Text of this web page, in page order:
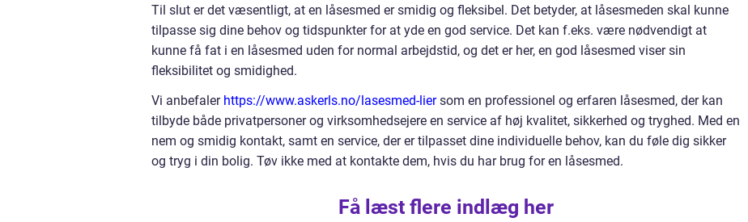
Til slut er det væsentligt, at en låsesmed er smidig og fleksibel. Det betyder, at låsesmeden skal kunne
tilpasse sig dine behov og tidspunkter for at yde en god service. Det kan f.eks. være nødvendigt at
kunne få fat i en låsesmed uden for normal arbejdstid, og det er her, en god låsesmed viser sin
fleksibilitet og smidighed.
Vi anbefaler https://www.askerls.no/lasesmed-liersom en professionel og erfaren låsesmed, der kan
tilbyde både privatpersoner og virksomhedsejere en service af høj kvalitet, sikkerhed og tryghed. Med en
nem og smidig kontakt, samt en service, der er tilpasset dine individuelle behov, kan du føle dig sikker
og tryg i din bolig. Tøv ikke med at kontakte dem, hvis du har brug for en låsesmed.
Få læst flere indlæg her